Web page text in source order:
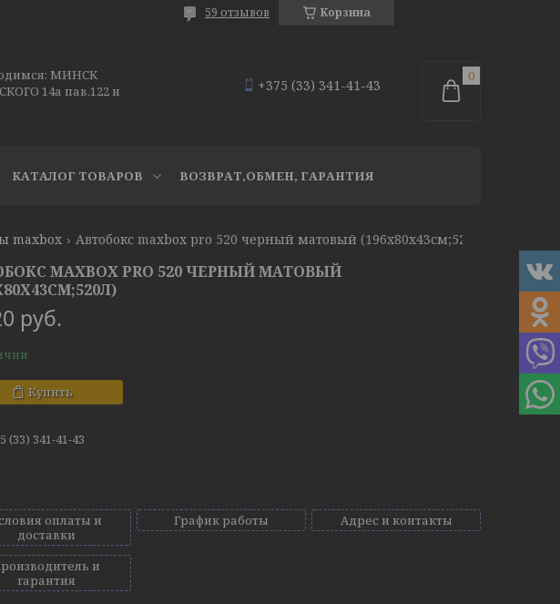
Корзина
59 отзывов
МИНСК
14а пав.122 и
+375 (33) 341-41-43
КАТАЛОГ ТОВАРОВ ВОЗВРАТ,ОБМЕН, ГАРАНТИЯ
maxbox Автобокс maxbox pro 520 черный матовый (196х80х43см;520л)
MAXBOX PRO 520 ЧЕРНЫЙ МАТОВЫЙ
руб.
Купить
(33) 341-41-43
оплаты и
доставки
График работы Адрес и контакты
и
гарантия